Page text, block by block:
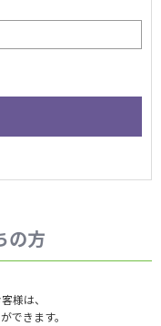
の方
様は、
できます。